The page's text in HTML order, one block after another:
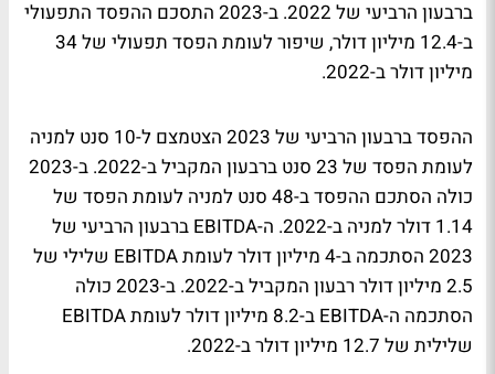
ברבעון הרביעי של 2022. ב-2023 התסכם ההפסד התפעולי
ב-12.4 מיליון דולר, שיפור לעומת הפסד תפעולי של 34
מיליון דולר ב-2022.
ההפסד ברבעון הרביעי של 2023 הצטמצם ל-10 סנט למניה
לעומת הפסד של 23 סנט ברבעון המקביל ב-2022. ב-2023
כולה הסתכם ההפסד ב-48 סנט למניה לעומת הפסד של
1.14 דולר למניה ב-2022. ה-EBITDA ברבעון הרביעי של
2023 הסתכמה ב-4 מיליון דולר לעומת EBITDA שלילי של
2.5 מיליון דולר רבעון המקביל ב-2022. ב-2023 כולה
הסתכמה ה-EBITDA ב-8.2 מיליון דולר לעומת EBITDA
שלילית של 12.7 מיליון דולר ב-2022.